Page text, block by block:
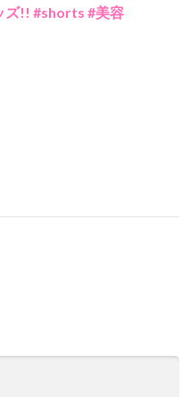
ズ!! #shorts #美容